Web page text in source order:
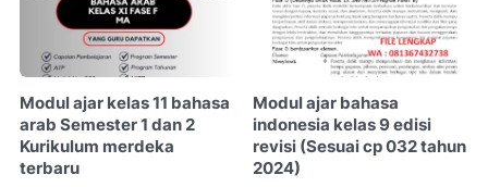
Modul ajar kelas 11 bahasa
arab Semester 1 dan 2
Kurikulum merdeka
terbaru
Modul ajar bahasa
indonesia kelas 9 edisi
revisi (Sesuai cp 032 tahun
2024)